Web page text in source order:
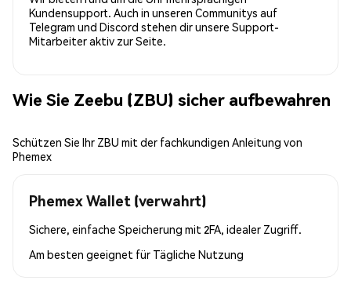
Kundensupport. Auch in unseren Communitys auf
Telegram und Discord stehen dir unsere Support-
Mitarbeiter aktiv zur Seite.
Wie Sie Zeebu (ZBU) sicher aufbewahren
Schützen Sie Ihr ZBU mit der fachkundigen Anleitung von
Phemex
Phemex Wallet (verwahrt)
Sichere, einfache Speicherung mit 2FA, idealer Zugriff.
Am besten geeignet für Tägliche Nutzung